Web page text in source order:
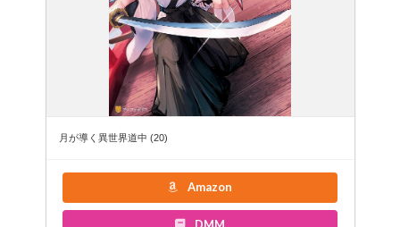
月が導く異世界道中 (20)
Amazon